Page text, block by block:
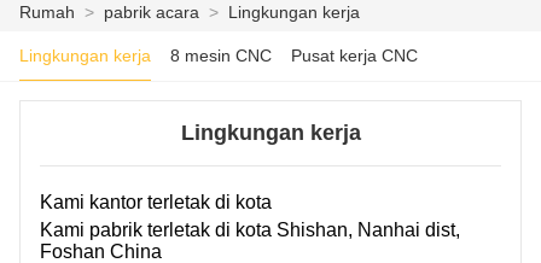
RUMAH
KASUS
Rumah > pabrik acara > Lingkungan kerja
Lingkungan kerja 8 mesin CNC Pusat kerja CNC
Lingkungan kerja
Kami kantor terletak di kota
Kami pabrik terletak di kota Shishan, Nanhai dist,
Foshan China